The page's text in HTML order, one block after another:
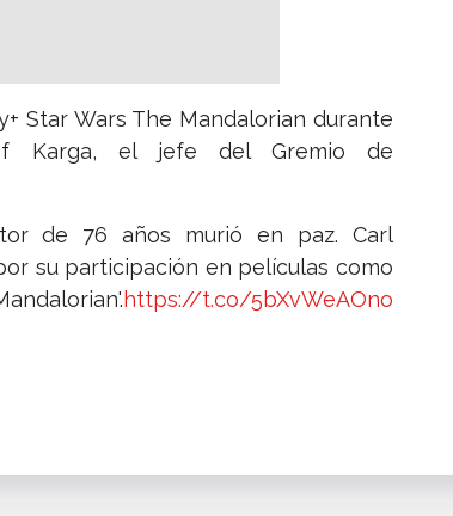
Star Wars The Mandalorian durante
Karga, el jefe del Gremio de
de 76 años murió en paz. Carl
su participación en películas como
https://t.co/5bXvWeAOno